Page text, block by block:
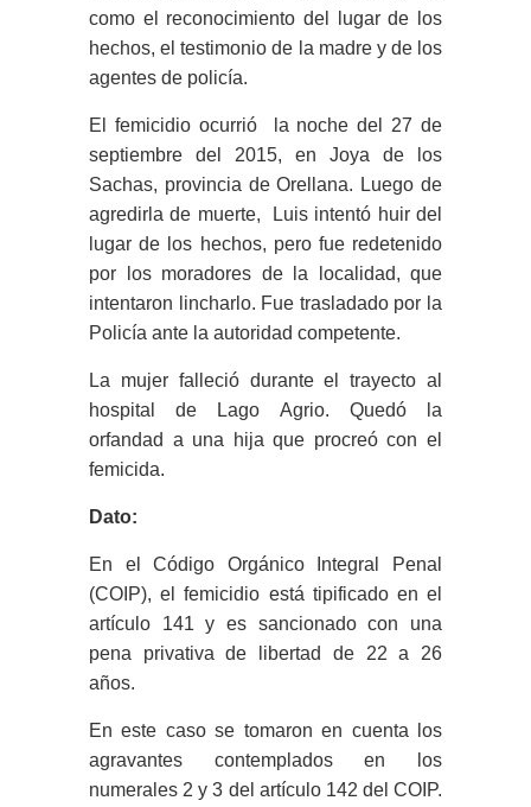
como el reconocimiento del lugar de los
hechos, el testimonio de la madre y de los
agentes de policía.
El femicidio ocurrió la noche del 27 de
septiembre del 2015, en Joya de los
Sachas, provincia de Orellana. Luego de
agredirla de muerte, Luis intentó huir del
lugar de los hechos, pero fue redetenido
por los moradores de la localidad, que
intentaron lincharlo. Fue trasladado por la
Policía ante la autoridad competente.
La mujer falleció durante el trayecto al
hospital de Lago Agrio. Quedó la
orfandad a una hija que procreó con el
femicida.
Dato:
En el Código Orgánico Integral Penal
(COIP), el femicidio está tipificado en el
artículo 141 y es sancionado con una
pena privativa de libertad de 22 a 26
años.
En este caso se tomaron en cuenta los
agravantes contemplados en los
numerales 2 y 3 del artículo 142 del COIP.